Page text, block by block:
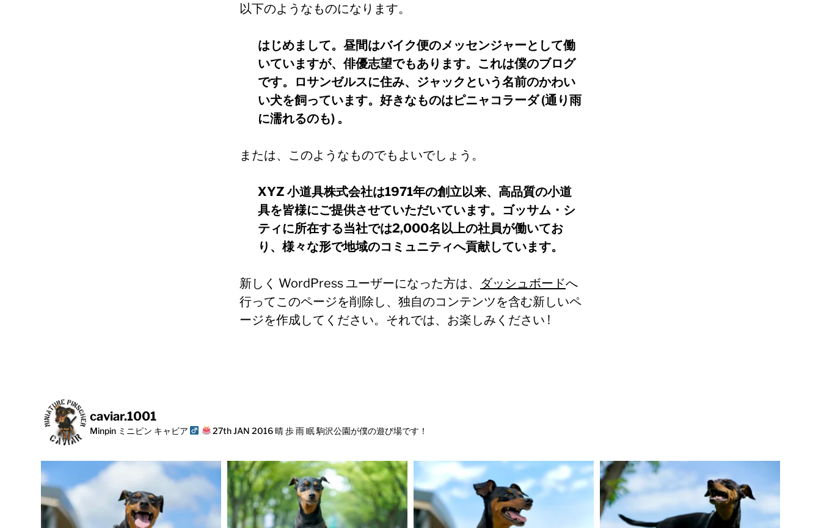
以下のようなものになります。
はじめまして。昼間はバイク便のメッセンジャーとして働
いていますが、俳優志望でもあります。これは僕のブログ
です。ロサンゼルスに住み、ジャックという名前のかわい
い犬を飼っています。好きなものはピニャコラーダ (通り雨
に濡れるのも) 。
または、このようなものでもよいでしょう。
XYZ 小道具株式会社は1971年の創立以来、高品質の小道
具を皆様にご提供させていただいています。ゴッサム・シ
ティに所在する当社では2,000名以上の社員が働いてお
り、様々な形で地域のコミュニティへ貢献しています。
新しく WordPress ユーザーになった方は、 ダッシュボードへ
行ってこのページを削除し、独自のコンテンツを含む新しいペ
ージを作成してください。それでは、お楽しみください !
caviar.1001
Minpin ミニピン キャビア 27th JAN 2016晴 歩 雨 眠駒沢公園が僕の遊び場です！